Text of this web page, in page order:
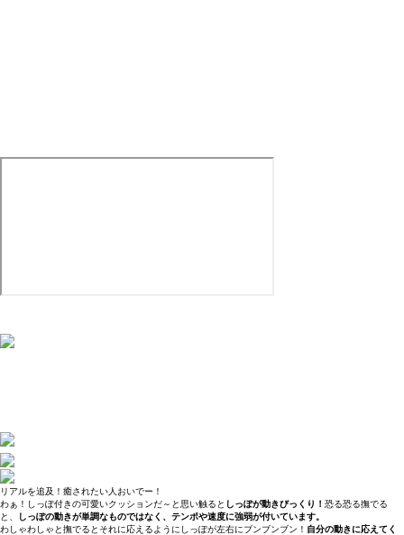
リアルを追及！癒されたい人おいでー！
わぁ！しっぽ付きの可愛いクッションだ～と思い触ると しっぽが動きびっくり！ 恐る恐る撫でる
と、
しっぽの動きが単調なものではなく、テンポや速度に強弱が付いています。
わしゃわしゃと撫でるとそれに応えるようにしっぽが左右にブンブンブン！ 自分の動きに応えてく